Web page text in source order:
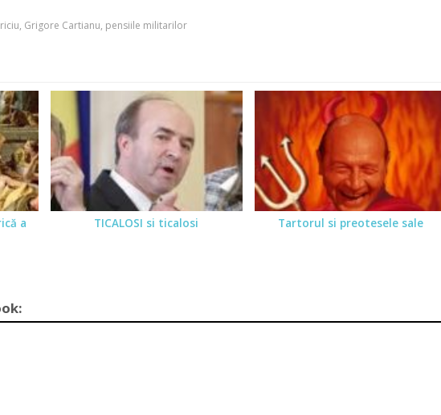
, Grigore Cartianu, pensiile militarilor
a
TICALOSI si ticalosi Tartorul si preotesele sale